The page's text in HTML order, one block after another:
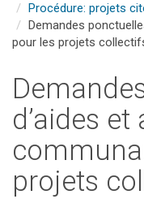
Procédure: projets
Demandes
pour les projets
d’aides et
projets